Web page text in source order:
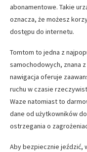
abonamentowe. Takie
oznacza, że możesz
dostępu do internetu.
Tomtom to jedna z
samochodowych, znana
nawigacja oferuje
ruchu w czasie
Waze natomiast to
dane od użytkowników
ostrzegania o
Aby bezpiecznie jeździć,